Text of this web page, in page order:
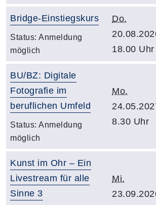
Bridge-Einstiegskurs
Status: Anmeldung
möglich
Do.
18.00 Uhr
BU/BZ: Digitale
Fotografie im
beruflichen Umfeld
Status: Anmeldung
möglich
Mo.
8.30 Uhr
Kunst im Ohr – Ein
Livestream für alle
Sinne 3
Mi.